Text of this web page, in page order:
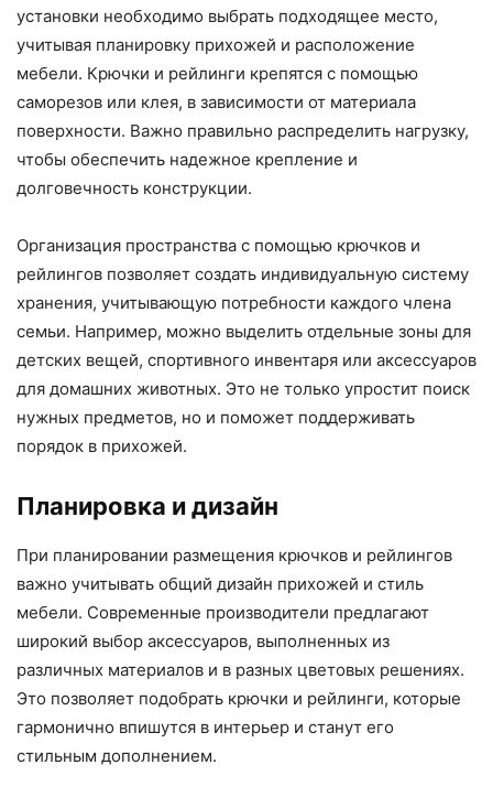
установки необходимо выбрать подходящее место,
учитывая планировку прихожей и расположение
мебели. Крючки и рейлинги крепятся с помощью
саморезов или клея, в зависимости от материала
поверхности. Важно правильно распределить нагрузку,
чтобы обеспечить надежное крепление и
долговечность конструкции.
Организация пространства с помощью крючков и
рейлингов позволяет создать индивидуальную систему
хранения, учитывающую потребности каждого члена
семьи. Например, можно выделить отдельные зоны для
детских вещей, спортивного инвентаря или аксессуаров
для домашних животных. Это не только упростит поиск
нужных предметов, но и поможет поддерживать
порядок в прихожей.
Планировка и дизайн
При планировании размещения крючков и рейлингов
важно учитывать общий дизайн прихожей и стиль
мебели. Современные производители предлагают
широкий выбор аксессуаров, выполненных из
различных материалов и в разных цветовых решениях.
Это позволяет подобрать крючки и рейлинги, которые
гармонично впишутся в интерьер и станут его
стильным дополнением.